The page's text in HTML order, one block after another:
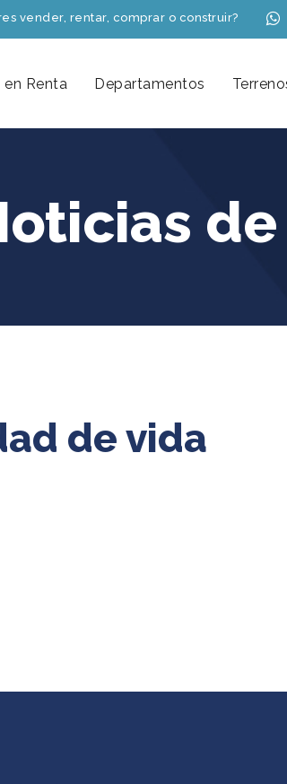
vender, rentar, comprar o construir?
en Renta Departamentos
de vida